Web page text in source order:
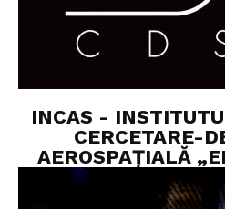
INCAS -
CERCETARE-
AEROSPAȚIALĂ